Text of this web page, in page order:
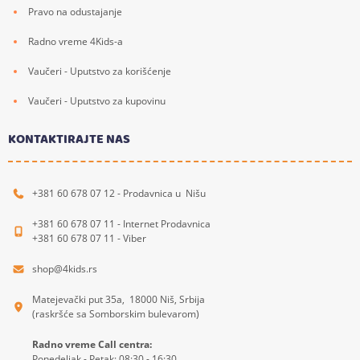
Pravo na odustajanje
Radno vreme 4Kids-a
Vaučeri - Uputstvo za korišćenje
Vaučeri - Uputstvo za kupovinu
KONTAKTIRAJTE NAS
+381 60 678 07 12 - Prodavnica u Nišu
+381 60 678 07 11 - Internet Prodavnica
+381 60 678 07 11 - Viber
shop@4kids.rs
Matejevački put 35a, 18000 Niš, Srbija
(raskršće sa Somborskim bulevarom)
Radno vreme Call centra: